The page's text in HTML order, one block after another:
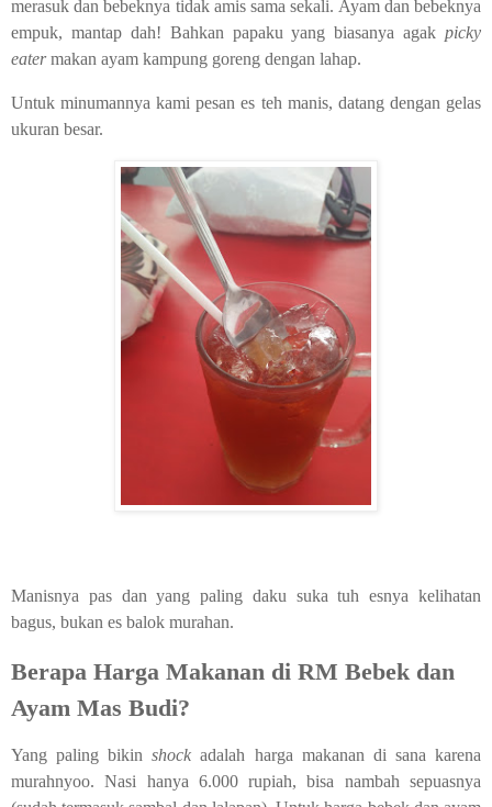
merasuk dan bebeknya tidak amis sama sekali. Ayam dan bebeknya
empuk, mantap dah! Bahkan papaku yang biasanya agak picky
eatermakan ayam kampung goreng dengan lahap.
Untuk minumannya kami pesan es teh manis, datang dengan gelas
ukuran besar.
Manisnya pas dan yang paling daku suka tuh esnya kelihatan
bagus, bukan es balok murahan.
Berapa Harga Makanan di RM Bebek dan
Ayam Mas Budi?
Yang paling bikinshockadalah harga makanan di sana karena
murahnyoo. Nasi hanya 6.000 rupiah, bisa nambah sepuasnya